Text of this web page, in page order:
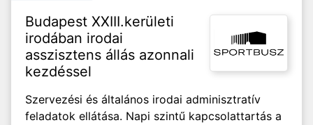
Budapest XXIII.kerületi
irodában irodai
asszisztens állás azonnali
kezdéssel
Szervezési és általános irodai adminisztratív
feladatok ellátása. Napi szintű kapcsolattartás a